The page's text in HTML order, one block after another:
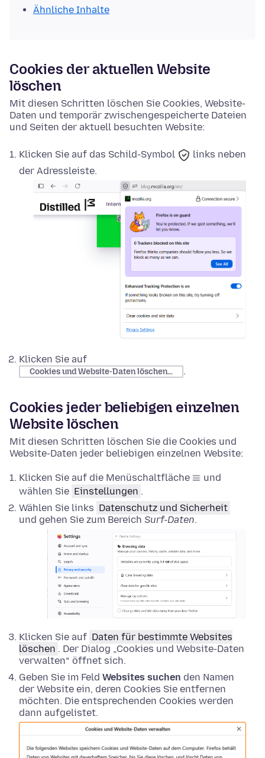
Ähnliche Inhalte
Cookies der aktuellen Website
löschen
Mit diesen Schritten löschen Sie Cookies, Website-
Daten und temporär zwischengespeicherte Dateien
und Seiten der aktuell besuchten Website:
Klicken Sie auf das Schild-Symbol
links neben
der Adressleiste.
Klicken Sie auf
Cookies und Website-Daten löschen… .
Cookies jeder beliebigen einzelnen
Website löschen
Mit diesen Schritten löschen Sie die Cookies und
Website-Daten jeder beliebigen einzelnen Website:
Klicken Sie auf die Menüschaltfläche
und
wählen Sie Einstellungen .
Wählen Sie links Datenschutz und Sicherheit
und gehen Sie zum Bereich Surf-Daten.
Klicken Sie auf Daten für bestimmte Websites
löschen . Der Dialog „Cookies und Website-Daten
verwalten“ öffnet sich.
Geben Sie im Feld Websites suchen den Namen
der Website ein, deren Cookies Sie entfernen
möchten. Die entsprechenden Cookies werden
dann aufgelistet.